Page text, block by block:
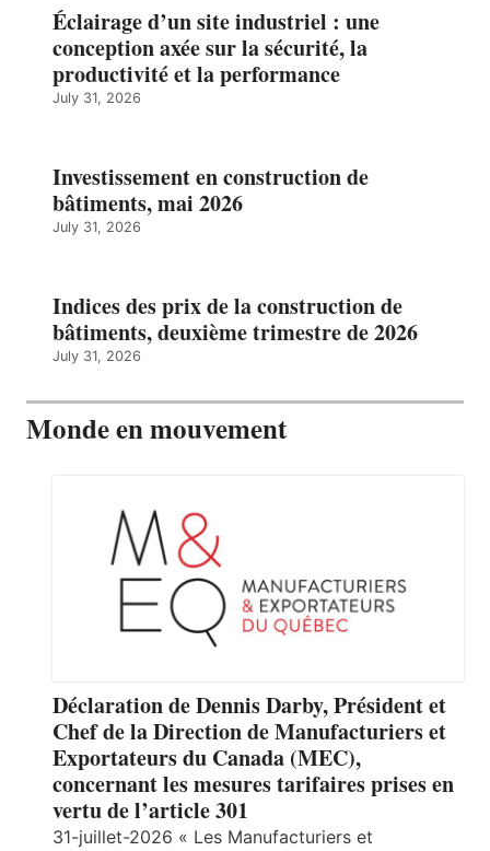
Éclairage d’un site industriel : une
conception axée sur la sécurité, la
productivité et la performance
July 31, 2026
Investissement en construction de
bâtiments, mai 2026
July 31, 2026
Indices des prix de la construction de
bâtiments, deuxième trimestre de 2026
July 31, 2026
Monde en mouvement
Déclaration de Dennis Darby, Président et
Chef de la Direction de Manufacturiers et
Exportateurs du Canada (MEC),
concernant les mesures tarifaires prises en
vertu de l’article 301
31-juillet-2026 « Les Manufacturiers et